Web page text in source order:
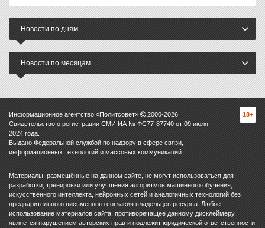
Новости по дням
Новости по месяцам
Информационное агентство «Политсовет» 2000-2026
Свидетельство о регистрации СМИ ИА № ФС77-87740 от 09 июля
2024 года.
Выдано Федеральной службой по надзору в сфере связи,
информационных технологий и массовых коммуникаций.
18+
Материалы, размещённые на данном сайте, не могут использоваться для
разработки, тренировки или улучшения алгоритмов машинного обучения,
искусственного интеллекта, нейронных сетей и аналогичных технологий без
предварительного письменного согласия владельцев ресурса. Любое
использование материалов сайта, противоречащее данному дисклеймеру,
является нарушением авторских прав и подлежит юридической ответственности